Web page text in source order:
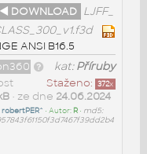
◄ DOWNLOAD LJFF_
ANSI B16.5
kat:Příruby
Staženo: 372x
• ze dne 24.06.2024
robertPER^ • Autor: R• md5: